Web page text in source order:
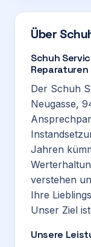
Über
Schuh
Der Schuh
Neugasse,
Jahren
verstehen
Ihre
Unser Ziel
Unsere